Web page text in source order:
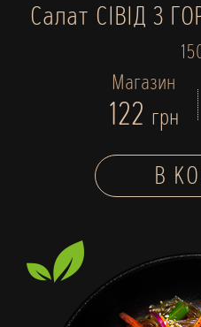
Салат СІВІД З
Магазин
122 грн
В